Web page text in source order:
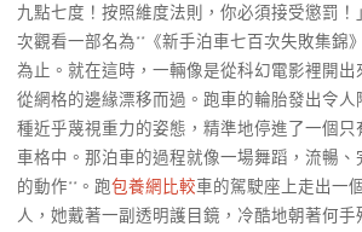
九點七度！按照維度法則，你必須接受懲罰
次觀看一部名為**《新手泊車七百次失敗集錦
為止。就在這時，一輛像是從科幻電影裡開
從網格的邊緣漂移而過。跑車的輪胎發出令
種近乎蔑視重力的姿態，精準地停進了一個
車格中。那泊車的過程就像一場舞蹈，流暢
的動作**。跑包養網比較車的駕駛座上走出一
人，她戴著一副透明護目鏡，冷酷地朝著何